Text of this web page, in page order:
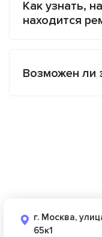
Как узнать,
находится
Возможен ли
г. Москва,
65к1